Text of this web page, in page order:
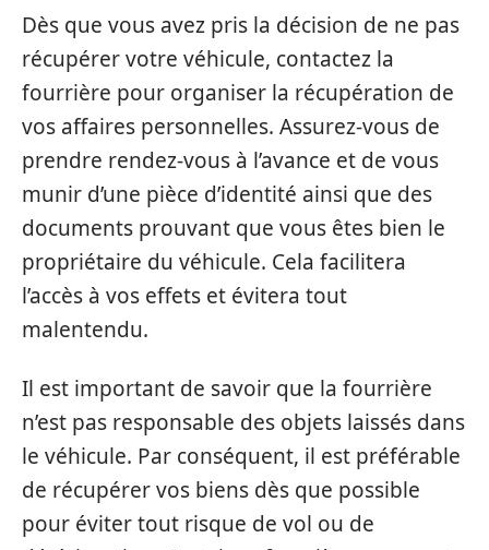
Dès que vous avez pris la décision de ne pas
récupérer votre véhicule, contactez la
fourrière pour organiser la récupération de
vos affaires personnelles. Assurez-vous de
prendre rendez-vous à l’avance et de vous
munir d’une pièce d’identité ainsi que des
documents prouvant que vous êtes bien le
propriétaire du véhicule. Cela facilitera
l’accès à vos effets et évitera tout
malentendu.
Il est important de savoir que la fourrière
n’est pas responsable des objets laissés dans
le véhicule. Par conséquent, il est préférable
de récupérer vos biens dès que possible
pour éviter tout risque de vol ou de